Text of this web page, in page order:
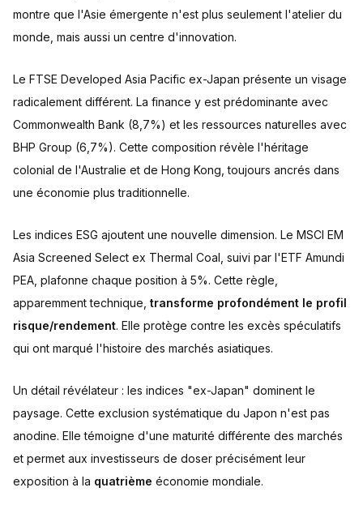
montre que l'Asie émergente n'est plus seulement l'atelier du
monde, mais aussi un centre d'innovation.
Le FTSE Developed Asia Pacific ex-Japan présente un visage
radicalement différent. La finance y est prédominante avec
Commonwealth Bank (8,7%) et les ressources naturelles avec
BHP Group (6,7%). Cette composition révèle l'héritage
colonial de l'Australie et de Hong Kong, toujours ancrés dans
une économie plus traditionnelle.
Les indices ESG ajoutent une nouvelle dimension. Le MSCI EM
Asia Screened Select ex Thermal Coal, suivi par l'ETF Amundi
PEA, plafonne chaque position à 5%. Cette règle,
apparemment technique, transforme profondément le profil
risque/rendement. Elle protège contre les excès spéculatifs
qui ont marqué l'histoire des marchés asiatiques.
Un détail révélateur : les indices "ex-Japan" dominent le
paysage. Cette exclusion systématique du Japon n'est pas
anodine. Elle témoigne d'une maturité différente des marchés
et permet aux investisseurs de doser précisément leur
exposition à la quatrième économie mondiale.